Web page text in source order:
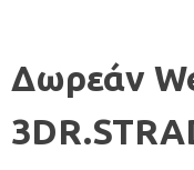
Δωρεάν